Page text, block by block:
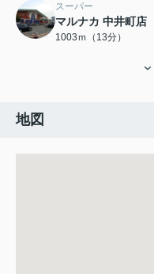
スーパー
マルナカ 中井町店
1003ｍ（13分）
地図